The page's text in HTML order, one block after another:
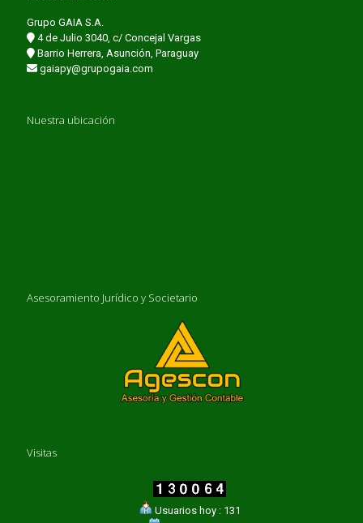
Grupo GAIA S.A.
4 de Julio 3040, c/ Concejal Vargas
Barrio Herrera, Asunción, Paraguay
gaiapy@grupogaia.com
Nuestra ubicación
Asesoramiento Jurídico y Societario
Visitas
Usuarios hoy : 131